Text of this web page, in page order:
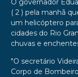
O governador
( 2 ) pela manhã
um helicóptero
cidades do Rio
chuvas e
"O secretário
Corpo de